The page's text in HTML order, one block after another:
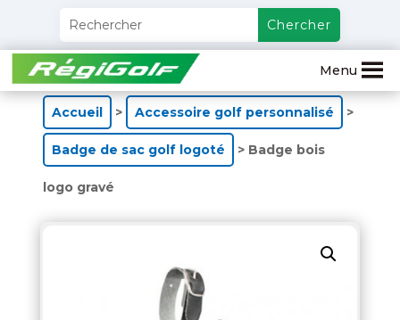
Menu
Accueil > Accessoire golf personnalisé >
Badge de sac golf logoté > Badge bois
logo gravé